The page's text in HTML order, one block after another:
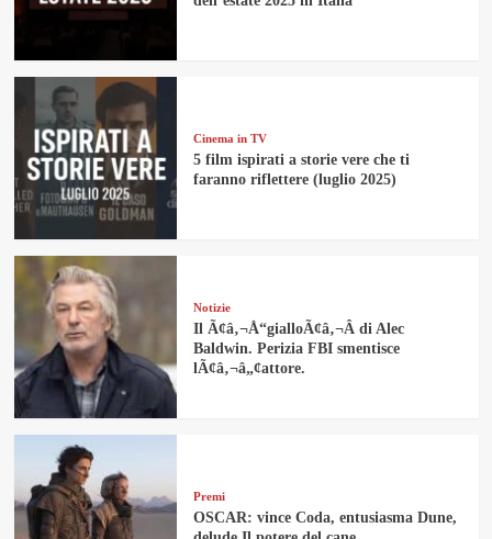
Cinema in TV
5 film ispirati a storie vere che ti
faranno riflettere (luglio 2025)
Notizie
Il Ã¢â‚¬Å“gialloÃ¢â‚¬Â di Alec
Baldwin. Perizia FBI smentisce
lÃ¢â‚¬â„¢attore.
Premi
OSCAR: vince Coda, entusiasma Dune,